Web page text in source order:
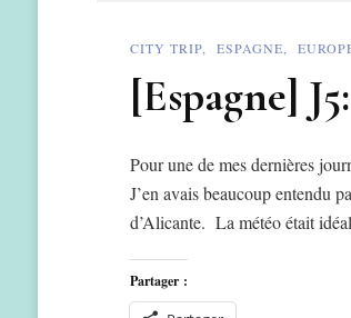
CITY TRIP ESPAGNE
[Espagne]
Pour une de mes dernières
J’en avais beaucoup entendu
d’Alicante. La météo était
Partager :